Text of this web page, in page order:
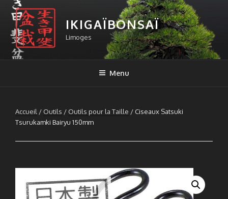
Aller
contenu
principal
IKIGAÏBONSAÏ
Limoges
Menu
Accueil / Outils / Outils pour la Taille / Ciseaux Satsuki
Tsurukamki Bairyu 150mm